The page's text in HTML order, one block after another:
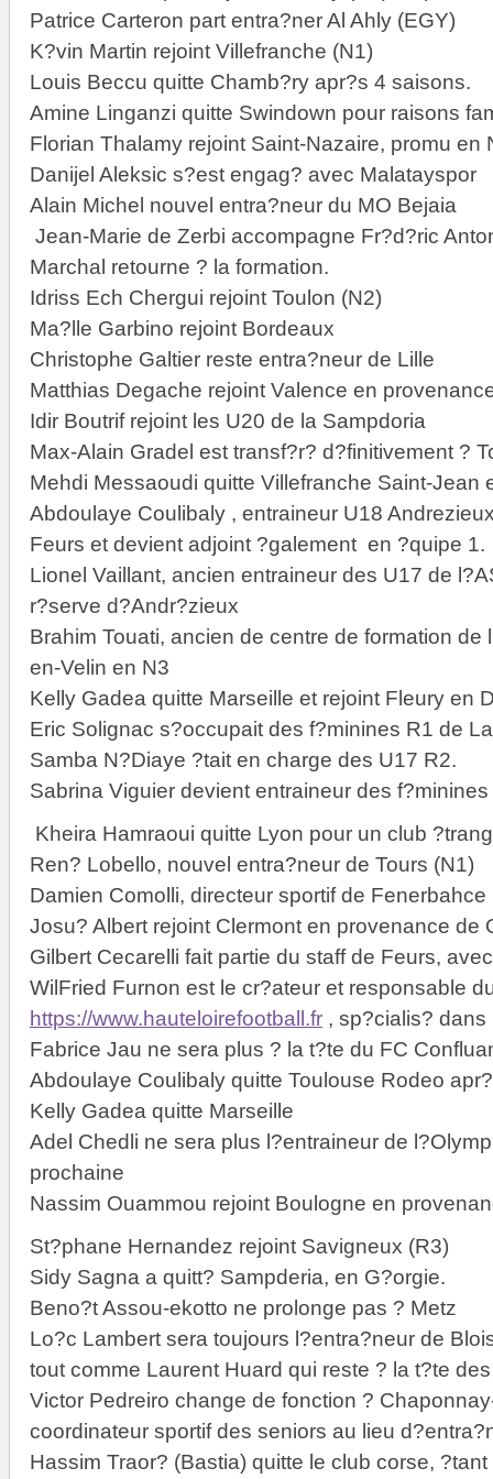
Patrice Carteron part entra?ner Al Ahly (EGY)
K?vin Martin rejoint Villefranche (N1)
Louis Beccu quitte Chamb?ry apr?s 4 saisons.
Amine Linganzi quitte Swindown pour raisons
Florian Thalamy rejoint Saint-Nazaire, promu en
Danijel Aleksic s?est engag? avec Malatayspor
Alain Michel nouvel entra?neur du MO Bejaia
Jean-Marie de Zerbi accompagne Fr?d?ric
Marchal retourne ? la formation.
Idriss Ech Chergui rejoint Toulon (N2)
Ma?lle Garbino rejoint Bordeaux
Christophe Galtier reste entra?neur de Lille
Matthias Degache rejoint Valence en
Idir Boutrif rejoint les U20 de la Sampdoria
Max-Alain Gradel est transf?r? d?finitivement ?
Mehdi Messaoudi quitte Villefranche Saint-Jean
Abdoulaye Coulibaly , entraineur U18
Feurs et devient adjoint ?galement en ?quipe 1.
Lionel Vaillant, ancien entraineur des U17 de
r?serve d?Andr?zieux
Brahim Touati, ancien de centre de formation de
en-Velin en N3
Kelly Gadea quitte Marseille et rejoint Fleury en
Eric Solignac s?occupait des f?minines R1 de
Samba N?Diaye ?tait en charge des U17 R2.
Sabrina Viguier devient entraineur des
Kheira Hamraoui quitte Lyon pour un club
Ren? Lobello, nouvel entra?neur de Tours (N1)
Damien Comolli, directeur sportif de Fenerbahce
Josu? Albert rejoint Clermont en provenance de
Gilbert Cecarelli fait partie du staff de Feurs,
WilFried Furnon est le cr?ateur et responsable
https://www.hauteloirefootball.fr , sp?cialis?
Fabrice Jau ne sera plus ? la t?te du FC
Abdoulaye Coulibaly quitte Toulouse Rodeo
Kelly Gadea quitte Marseille
Adel Chedli ne sera plus l?entraineur de
prochaine
Nassim Ouammou rejoint Boulogne en
St?phane Hernandez rejoint Savigneux (R3)
Sidy Sagna a quitt? Sampderia, en G?orgie.
Beno?t Assou-ekotto ne prolonge pas ? Metz
Lo?c Lambert sera toujours l?entra?neur de
tout comme Laurent Huard qui reste ? la t?te
Victor Pedreiro change de fonction ?
coordinateur sportif des seniors au lieu
Hassim Traor? (Bastia) quitte le club corse,